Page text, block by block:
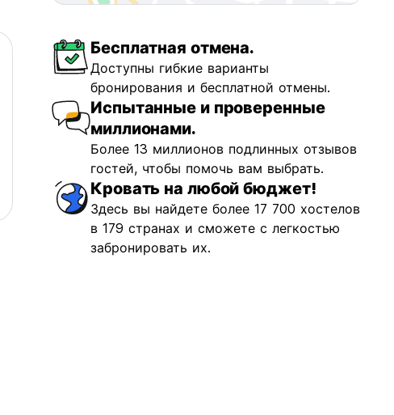
Бесплатная отмена.
Доступны гибкие варианты
бронирования и бесплатной отмены.
Испытанные и проверенные
миллионами.
Более 13 миллионов подлинных отзывов
гостей, чтобы помочь вам выбрать.
Кровать на любой бюджет!
Здесь вы найдете более 17 700 хостелов
в 179 странах и сможете с легкостью
забронировать их.